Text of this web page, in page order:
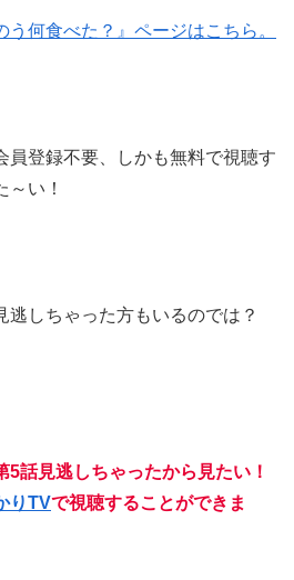
何食べた？』ページはこちら。
員登録不要、しかも無料で視聴す
～い！
逃しちゃった方もいるのでは？
5話見逃しちゃったから見たい！
りTVで視聴することができま